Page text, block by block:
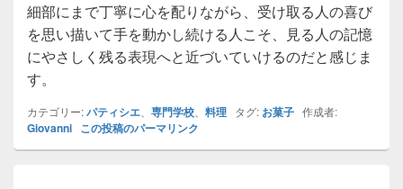
細部にまで丁寧に心を配りながら、受け取る人の喜び
を思い描いて手を動かし続ける人こそ、見る人の記憶
にやさしく残る表現へと近づいていけるのだと感じま
す。
カテゴリー:パティシエ 専門学校 料理 タグ: お菓子 作成者:
Giovanni この投稿のパーマリンク